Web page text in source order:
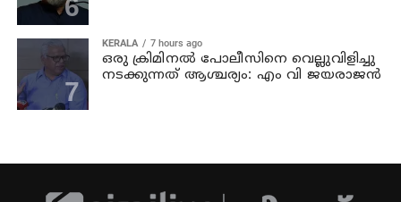
KERALA 7 hours ago
ഒരു ക്രിമിനല്‍ പോലീസിനെ വെല്ലുവിളിച്ചു
നടക്കുന്നത് ആശ്ചര്യം: എം വി ജയരാജന്‍